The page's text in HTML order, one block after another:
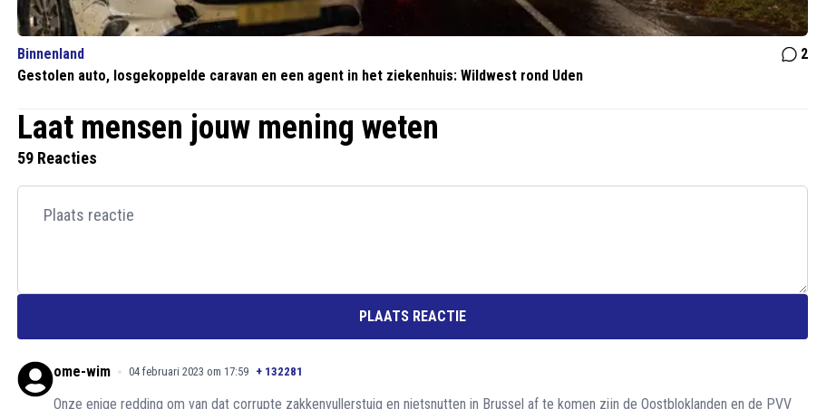
Binnenland
2
Gestolen auto, losgekoppelde caravan en een agent in het ziekenhuis: Wildwest rond Uden
Laat mensen jouw mening weten
59 Reacties
PLAATS REACTIE
ome-wim 04 februari 2023 om 17:59 + 132281
Onze enige redding om van dat corrupte zakkenvullerstuig en nietsnutten in Brussel af te komen zijn de Oostbloklanden en de PVV